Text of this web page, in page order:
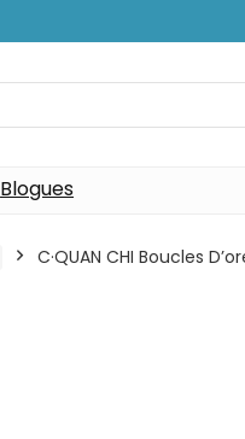
Blogues
C·QUAN CHI Boucles